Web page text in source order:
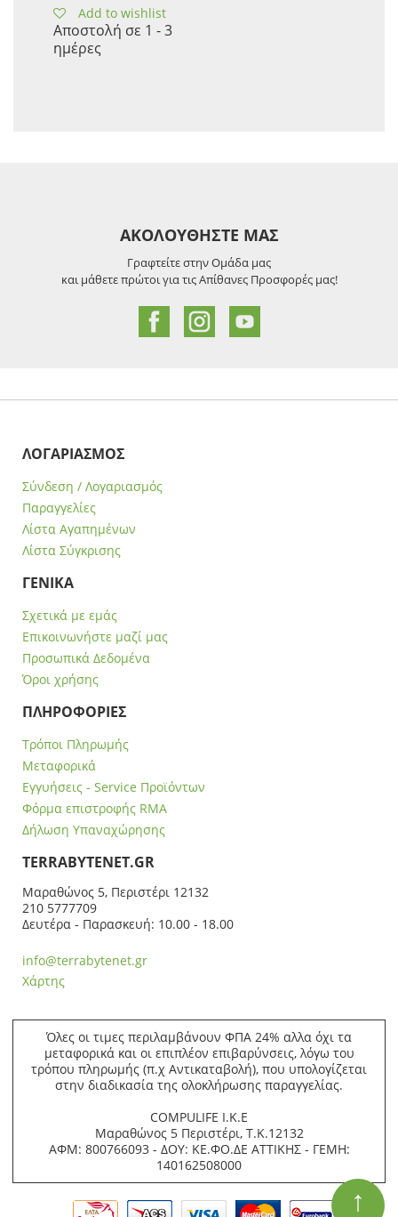
Add to wishlist
Αποστολή σε 1 - 3
ημέρες
ΑΚΟΛΟΥΘΗΣΤΕ ΜΑΣ
Γραφτείτε στην Ομάδα μας
και μάθετε πρώτοι για τις Απίθανες Προσφορές μας!
ΛΟΓΑΡΙΑΣΜΟΣ
Σύνδεση / Λογαριασμός
Παραγγελίες
Λίστα Αγαπημένων
Λίστα Σύγκρισης
ΓΕΝΙΚΑ
Σχετικά με εμάς
Επικοινωνήστε μαζί μας
Προσωπικά Δεδομένα
Όροι χρήσης
ΠΛΗΡΟΦΟΡΙΕΣ
Τρόποι Πληρωμής
Μεταφορικά
Εγγυήσεις - Service Προϊόντων
Φόρμα επιστροφής RMA
Δήλωση Υπαναχώρησης
ΤERRABYTENET.GR
Μαραθώνος 5, Περιστέρι 12132
210 5777709
Δευτέρα - Παρασκευή: 10.00 - 18.00
info@terrabytenet.gr
Χάρτης
Όλες οι τιμες περιλαμβάνουν ΦΠΑ 24% αλλα όχι τα
μεταφορικά και οι επιπλέον επιβαρύνσεις, λόγω του
τρόπου πληρωμής (π.χ Αντικαταβολή), που υπολογίζεται
στην διαδικασία της ολοκλήρωσης παραγγελίας.
COMPULIFE Ι.Κ.Ε
Μαραθώνος 5 Περιστέρι, Τ.Κ.12132
ΑΦΜ: 800766093 - ΔΟΥ: ΚΕ.ΦΟ.ΔΕ ΑΤΤΙΚΗΣ - ΓΕΜΗ:
140162508000
↑